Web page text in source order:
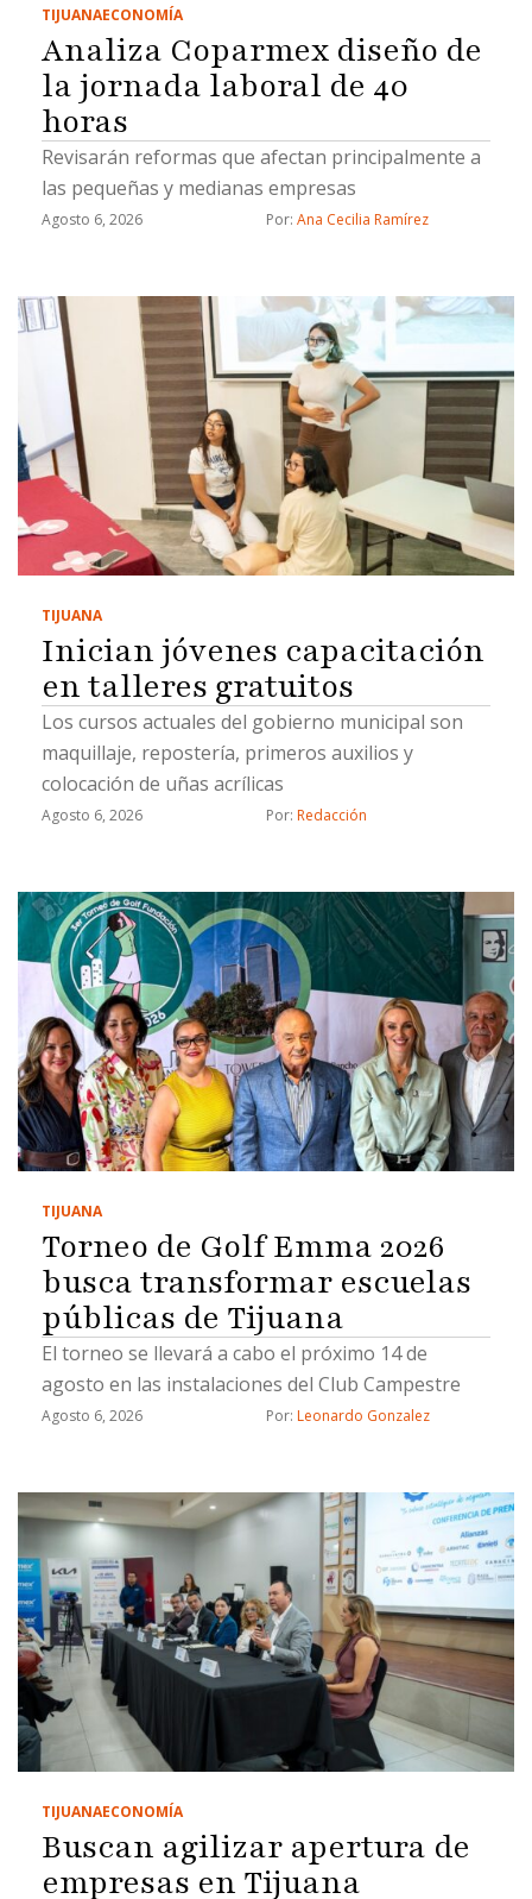
TIJUANAECONOMÍA
Analiza Coparmex diseño de
la jornada laboral de 40
horas
Revisarán reformas que afectan principalmente a
las pequeñas y medianas empresas
Agosto 6, 2026 Por: Ana Cecilia Ramírez
TIJUANA
Inician jóvenes capacitación
en talleres gratuitos
Los cursos actuales del gobierno municipal son
maquillaje, repostería, primeros auxilios y
colocación de uñas acrílicas
Agosto 6, 2026 Por: Redacción
TIJUANA
Torneo de Golf Emma 2026
busca transformar escuelas
públicas de Tijuana
El torneo se llevará a cabo el próximo 14 de
agosto en las instalaciones del Club Campestre
Agosto 6, 2026 Por: Leonardo Gonzalez
TIJUANAECONOMÍA
Buscan agilizar apertura de
empresas en Tijuana